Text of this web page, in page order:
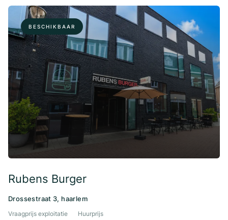
BESCHIKBAAR
Rubens Burger
Drossestraat 3, haarlem
Vraagprijs exploitatie Huurprijs